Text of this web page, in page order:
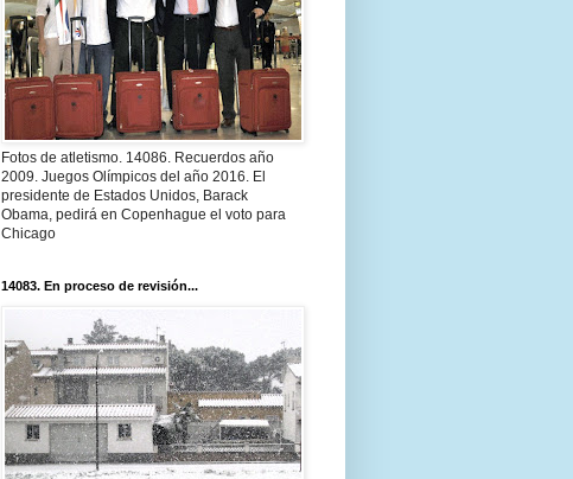
Fotos de atletismo. 14086. Recuerdos año
2009. Juegos Olímpicos del año 2016. El
presidente de Estados Unidos, Barack
Obama, pedirá en Copenhague el voto para
Chicago
14083. En proceso de revisión...